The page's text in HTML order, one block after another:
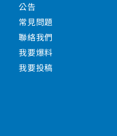
公告
常見問題
聯絡我們
我要爆料
我要投稿